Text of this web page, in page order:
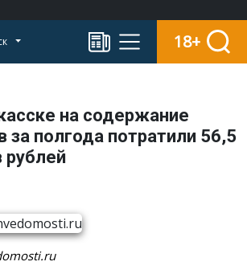
18+
на содержание
за полгода потратили 56,5
рублей